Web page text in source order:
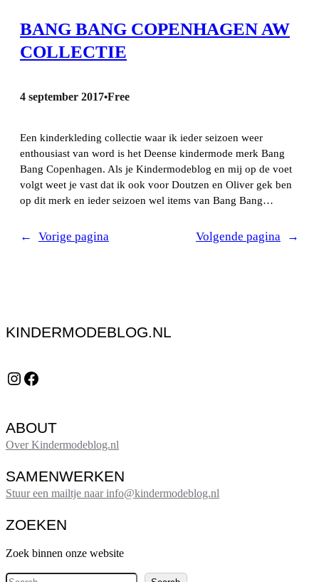
BANG BANG COPENHAGEN AW
COLLECTIE
4 september 2017•Free
Een kinderkleding collectie waar ik ieder seizoen weer
enthousiast van word is het Deense kindermode merk Bang
Bang Copenhagen. Als je Kindermodeblog en mij op de voet
volgt weet je vast dat ik ook voor Doutzen en Oliver gek ben
op dit merk en ieder seizoen wel items van Bang Bang…
← Vorige pagina Volgende pagina →
KINDERMODEBLOG.NL
Instagram Facebook
ABOUT
Over Kindermodeblog.nl
SAMENWERKEN
Stuur een mailtje naar info@kindermodeblog.nl
ZOEKEN
Zoek binnen onze website
Z